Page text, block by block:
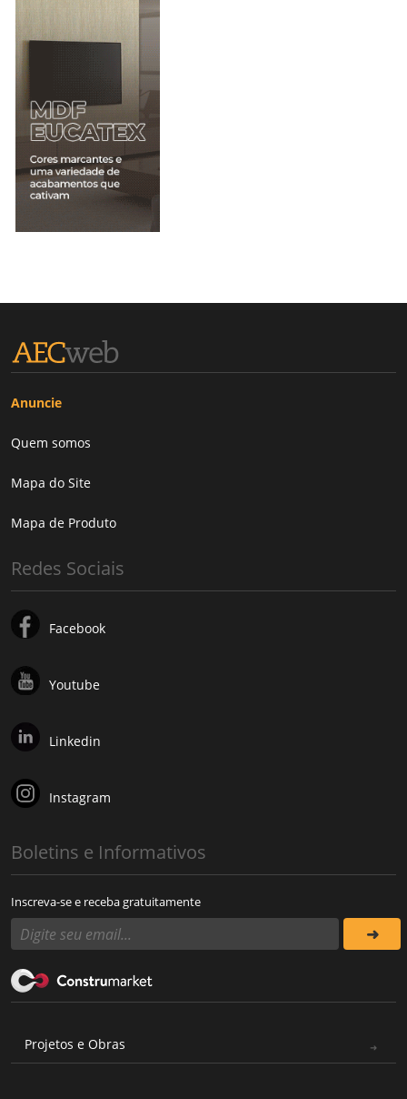
Anuncie
Quem somos
Mapa do Site
Mapa de Produto
Redes Sociais
Facebook
Youtube
Linkedin
Instagram
Boletins e Informativos
Inscreva-se e receba gratuitamente
Projetos e Obras